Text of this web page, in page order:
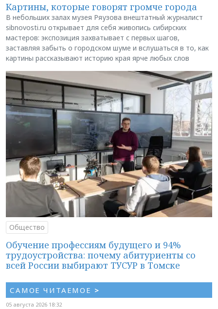
Картины, которые говорят громче города
В небольших залах музея Ряузова внештатный журналист
sibnovosti.ru открывает для себя живопись сибирских
мастеров: экспозиция захватывает с первых шагов,
заставляя забыть о городском шуме и вслушаться в то, как
картины рассказывают историю края ярче любых слов
Общество
Обучение профессиям будущего и 94%
трудоустройства: почему абитуриенты со
всей России выбирают ТУСУР в Томске
САМОЕ ЧИТАЕМОЕ >
05 августа 2026 18:32